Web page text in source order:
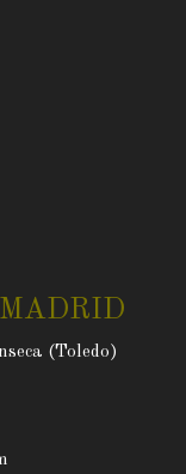
(Toledo)